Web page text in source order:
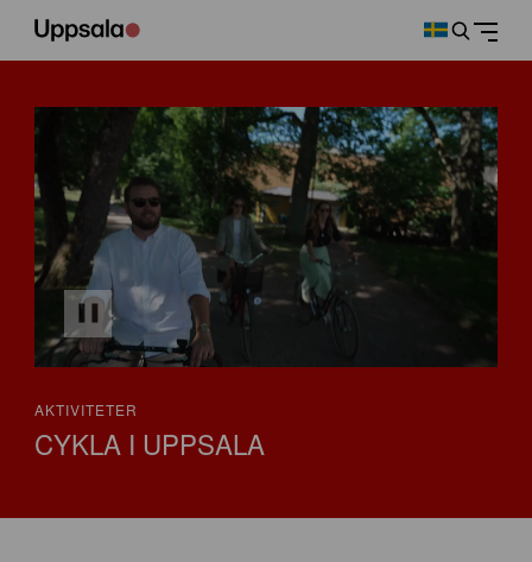
AKTIVITETER
CYKLA I UPPSALA